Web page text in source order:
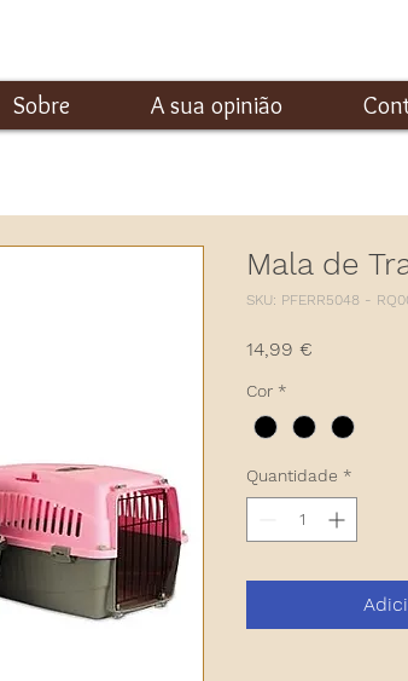
Sobre A sua opinião
Mala de
SKU: PFERR5048 -
14,99 €
Cor *
Quantidade *